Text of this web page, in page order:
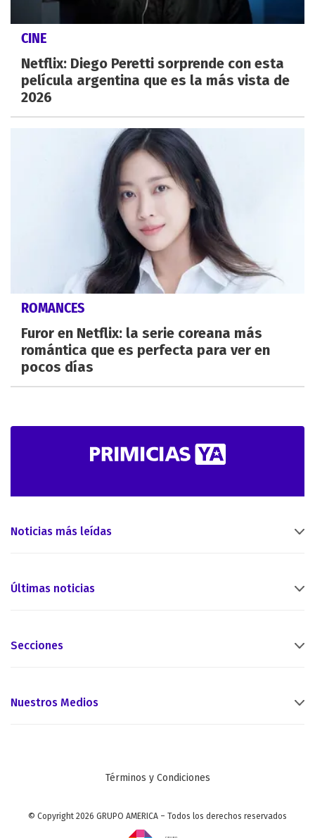
CINE
Netflix: Diego Peretti sorprende con esta
película argentina que es la más vista de
2026
ROMANCES
Furor en Netflix: la serie coreana más
romántica que es perfecta para ver en
pocos días
Noticias más leídas
Últimas noticias
Secciones
Nuestros Medios
Términos y Condiciones
© Copyright 2026 GRUPO AMERICA – Todos los derechos reservados